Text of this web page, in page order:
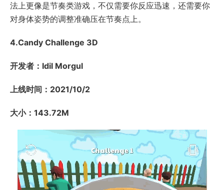
法上更像是节奏类游戏，不仅需要你反应迅速，还需要你
对身体姿势的调整准确压在节奏点上。
4.Candy Challenge 3D
开发者：Idil Morgul
上线时间：2021/10/2
大小：143.72M